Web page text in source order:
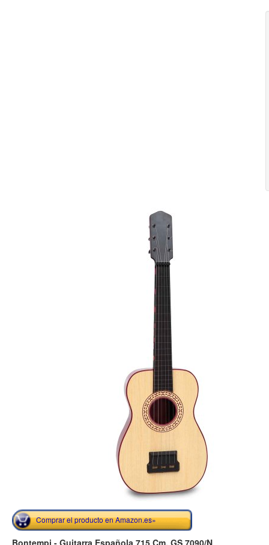
Comprar el producto en Amazon.es»
Bontempi - Guitarra Española 715 Cm. GS 7090/N